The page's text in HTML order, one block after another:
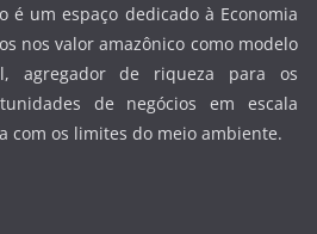
é um espaço dedicado à Economia
nos valor amazônico como modelo
agregador de riqueza para os
de negócios em escala
com os limites do meio ambiente.